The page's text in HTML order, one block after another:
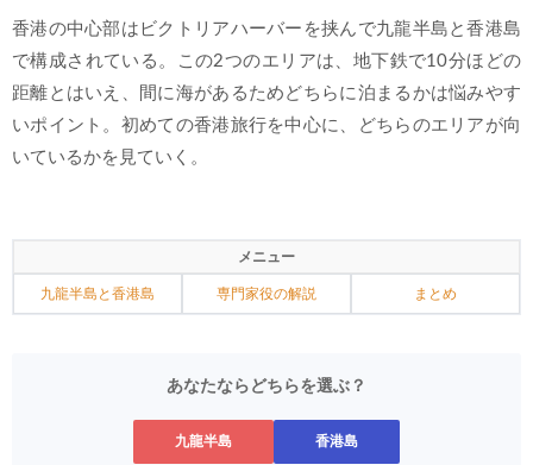
香港の中心部はビクトリアハーバーを挟んで九龍半島と香港島
で構成されている。この2つのエリアは、地下鉄で10分ほどの
距離とはいえ、間に海があるためどちらに泊まるかは悩みやす
いポイント。初めての香港旅行を中心に、どちらのエリアが向
いているかを見ていく。
メニュー
九龍半島と香港島 専門家役の解説 まとめ
あなたならどちらを選ぶ？
九龍半島 香港島